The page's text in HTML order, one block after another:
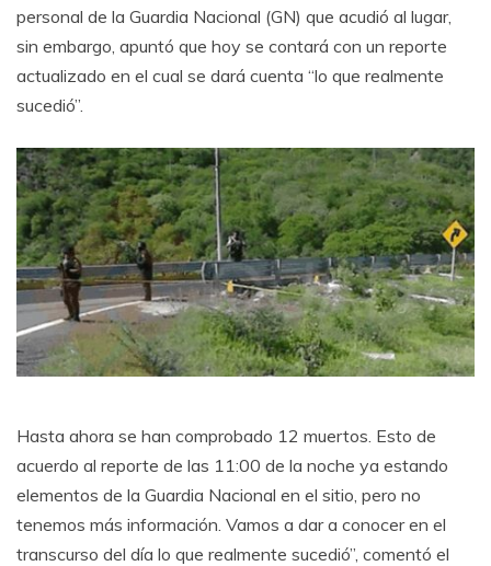
personal de la Guardia Nacional (GN) que acudió al lugar,
sin embargo, apuntó que hoy se contará con un reporte
actualizado en el cual se dará cuenta “lo que realmente
sucedió”.
Hasta ahora se han comprobado 12 muertos. Esto de
acuerdo al reporte de las 11:00 de la noche ya estando
elementos de la Guardia Nacional en el sitio, pero no
tenemos más información. Vamos a dar a conocer en el
transcurso del día lo que realmente sucedió”, comentó el